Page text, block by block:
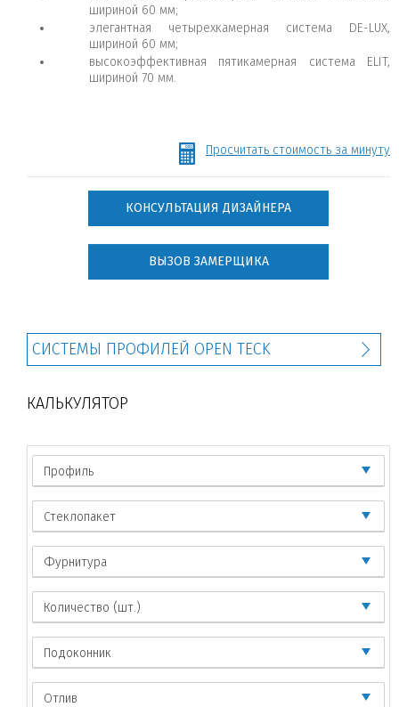
шириной 60 мм;
элегантная четырехкамерная система DE-LUX,
шириной 60 мм;
высокоэффективная пятикамерная система ELIT,
шириной 70 мм.
Просчитать стоимость за минуту
КОНСУЛЬТАЦИЯ ДИЗАЙНЕРА
ВЫЗОВ ЗАМЕРЩИКА
СИСТЕМЫ ПРОФИЛЕЙ OPEN TECK
КАЛЬКУЛЯТОР
Профиль
Стеклопакет
Фурнитура
Количество (шт.)
Подоконник
Отлив